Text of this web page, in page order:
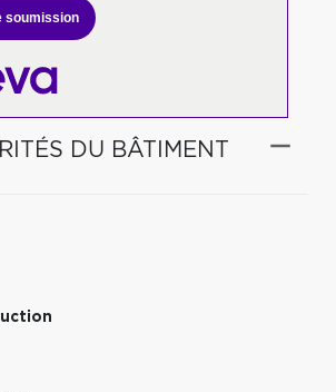
soumission
DU BÂTIMENT